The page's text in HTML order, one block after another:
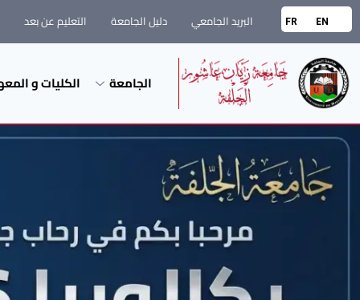
EN
FR البريد الجامعي دليل الجامعة التعليم عن بعد
الجامعة الكليات و